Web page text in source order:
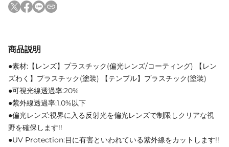
商品説明
●素材:【レンズ】プラスチック(偏光レンズ/コーティング) 【レン
ズわく】プラスチック(塗装) 【テンプル】プラスチック(塗装)
●可視光線透過率:20%
●紫外線透過率:1.0%以下
●偏光レンズ:視界に入る反射光を偏光レンズで制限しクリアな視
野を確保します!!
●UV Protection:目に有害といわれている紫外線をカットします!!